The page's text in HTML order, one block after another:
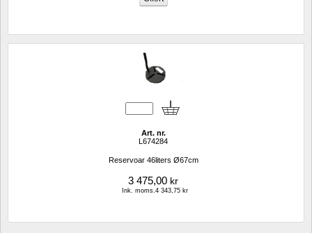
Art. nr.
L674284
Reservoar 46liters Ø67cm
3 475,00 kr
Ink. moms.4 343,75 kr